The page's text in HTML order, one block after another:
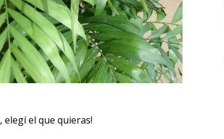
, elegí el que quieras!